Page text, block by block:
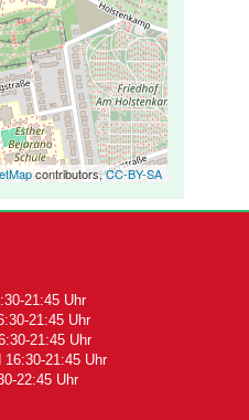
contributors,CC-BY-SA
21:45 Uhr
21:45 Uhr
21:45 Uhr
16:30-21:45 Uhr
22:45 Uhr